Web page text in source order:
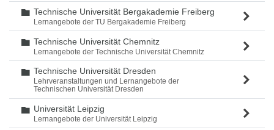
Ordner
Technische Universität Bergakademie Freiberg
Lernangebote der TU Bergakademie Freiberg
Ordner
Technische Universität Chemnitz
Lernangebote der Technische Universität Chemnitz
Ordner
Technische Universität Dresden
Lehrveranstaltungen und Lernangebote der
Technischen Universität Dresden
Ordner
Universität Leipzig
Lernangebote der Universität Leipzig